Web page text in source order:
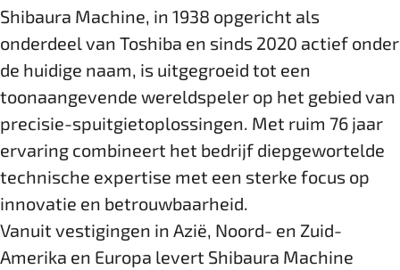
Shibaura Machine, in 1938 opgericht als
onderdeel van Toshiba en sinds 2020 actief onder
de huidige naam, is uitgegroeid tot een
toonaangevende wereldspeler op het gebied van
precisie-spuitgietoplossingen. Met ruim 76 jaar
ervaring combineert het bedrijf diepgewortelde
technische expertise met een sterke focus op
innovatie en betrouwbaarheid.
Vanuit vestigingen in Azië, Noord- en Zuid-
Amerika en Europa levert Shibaura Machine